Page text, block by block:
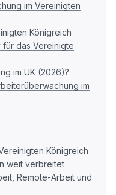
im Vereinigten
Königreich
das Vereinigte
im UK (2026)?
im
Königreich
weit verbreitet
Remote-Arbeit und